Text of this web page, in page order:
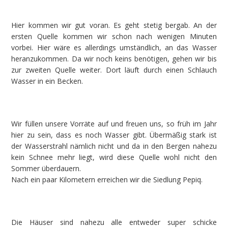
Hier kommen wir gut voran. Es geht stetig bergab. An der
ersten Quelle kommen wir schon nach wenigen Minuten
vorbei. Hier wäre es allerdings umständlich, an das Wasser
heranzukommen. Da wir noch keins benötigen, gehen wir bis
zur zweiten Quelle weiter. Dort läuft durch einen Schlauch
Wasser in ein Becken.
Wir füllen unsere Vorräte auf und freuen uns, so früh im Jahr
hier zu sein, dass es noch Wasser gibt. Übermäßig stark ist
der Wasserstrahl nämlich nicht und da in den Bergen nahezu
kein Schnee mehr liegt, wird diese Quelle wohl nicht den
Sommer überdauern.
Nach ein paar Kilometern erreichen wir die Siedlung Pepiq.
Die Häuser sind nahezu alle entweder super schicke